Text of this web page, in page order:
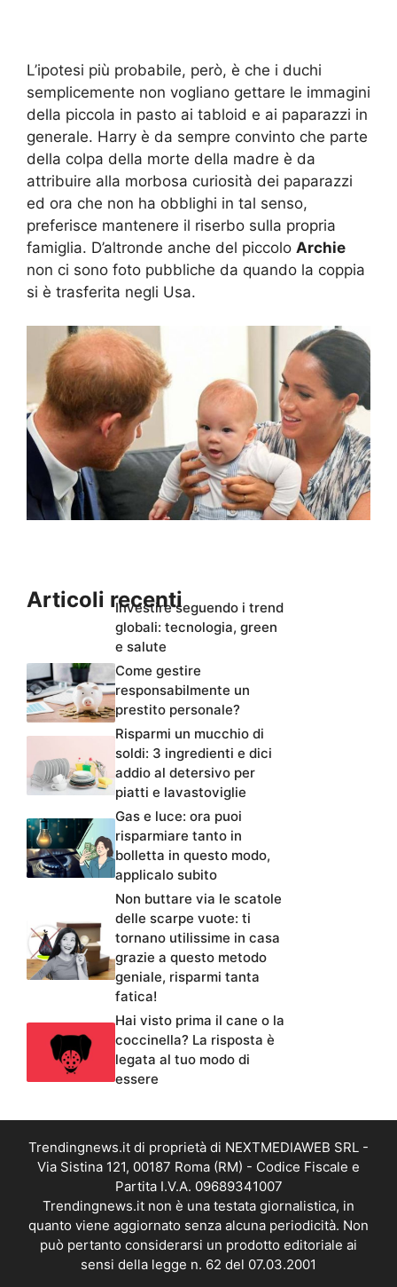
L’ipotesi più probabile, però, è che i duchi
semplicemente non vogliano gettare le immagini
della piccola in pasto ai tabloid e ai paparazzi in
generale. Harry è da sempre convinto che parte
della colpa della morte della madre è da
attribuire alla morbosa curiosità dei paparazzi
ed ora che non ha obblighi in tal senso,
preferisce mantenere il riserbo sulla propria
famiglia. D’altronde anche del piccolo Archie
non ci sono foto pubbliche da quando la coppia
si è trasferita negli Usa.
Articoli recentiInvestire seguendo i trend
globali: tecnologia, green
e salute
Come gestire
responsabilmente un
prestito personale?
Risparmi un mucchio di
soldi: 3 ingredienti e dici
addio al detersivo per
piatti e lavastoviglie
Gas e luce: ora puoi
risparmiare tanto in
bolletta in questo modo,
applicalo subito
Non buttare via le scatole
delle scarpe vuote: ti
tornano utilissime in casa
grazie a questo metodo
geniale, risparmi tanta
fatica!
Hai visto prima il cane o la
coccinella? La risposta è
legata al tuo modo di
essere
Trendingnews.it di proprietà di NEXTMEDIAWEB SRL -
Via Sistina 121, 00187 Roma (RM) - Codice Fiscale e
Partita I.V.A. 09689341007
Trendingnews.it non è una testata giornalistica, in
quanto viene aggiornato senza alcuna periodicità. Non
può pertanto considerarsi un prodotto editoriale ai
sensi della legge n. 62 del 07.03.2001